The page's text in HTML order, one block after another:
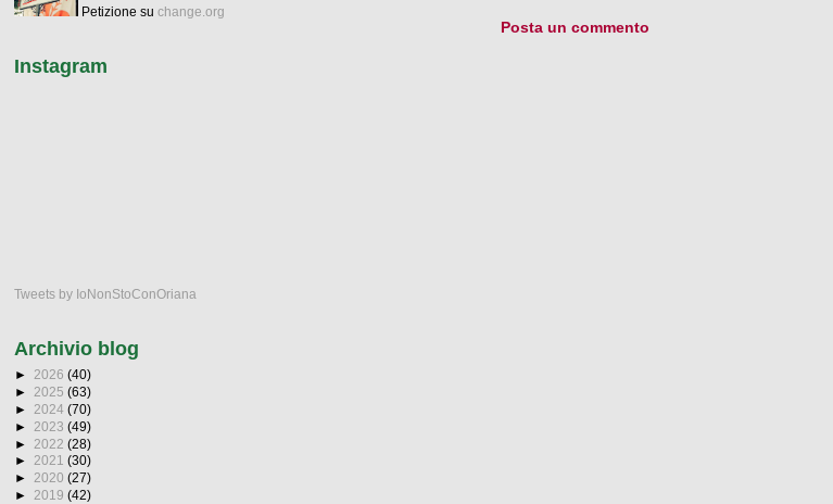
Posta un commento
Petizione su change.org
Instagram
Tweets by IoNonStoConOriana
Archivio blog
► 2026 (40)
► 2025 (63)
► 2024 (70)
► 2023 (49)
► 2022 (28)
► 2021 (30)
► 2020 (27)
► 2019 (42)